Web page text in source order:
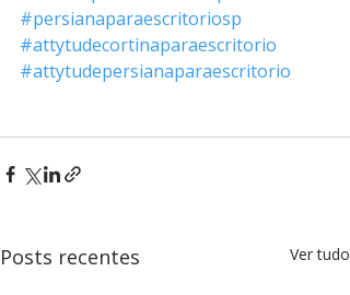
#persianaparaescritoriosp
#attytudecortinaparaescritorio
#attytudepersianaparaescritorio
Posts recentes Ver tudo